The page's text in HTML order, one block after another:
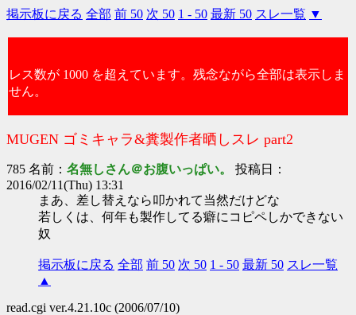
掲示板に戻る 全部 前 50 次 50 1 - 50 最新 50 スレ一覧 ▼
レス数が 1000 を超えています。残念ながら全部は表示しま
せん。
MUGEN ゴミキャラ&糞製作者晒しスレ part2
785 名前： 名無しさん＠お腹いっぱい。 投稿日：
2016/02/11(Thu) 13:31
まあ、差し替えなら叩かれて当然だけどな
若しくは、何年も製作してる癖にコピペしかできない
奴
掲示板に戻る 全部 前 50 次 50 1 - 50 最新 50 スレ一覧
▲
read.cgi ver.4.21.10c (2006/07/10)